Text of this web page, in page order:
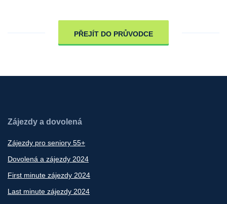
PŘEJÍT DO PRŮVODCE
Zájezdy a dovolená
Zájezdy pro seniory 55+
Dovolená a zájezdy 2024
First minute zájezdy 2024
Last minute zájezdy 2024